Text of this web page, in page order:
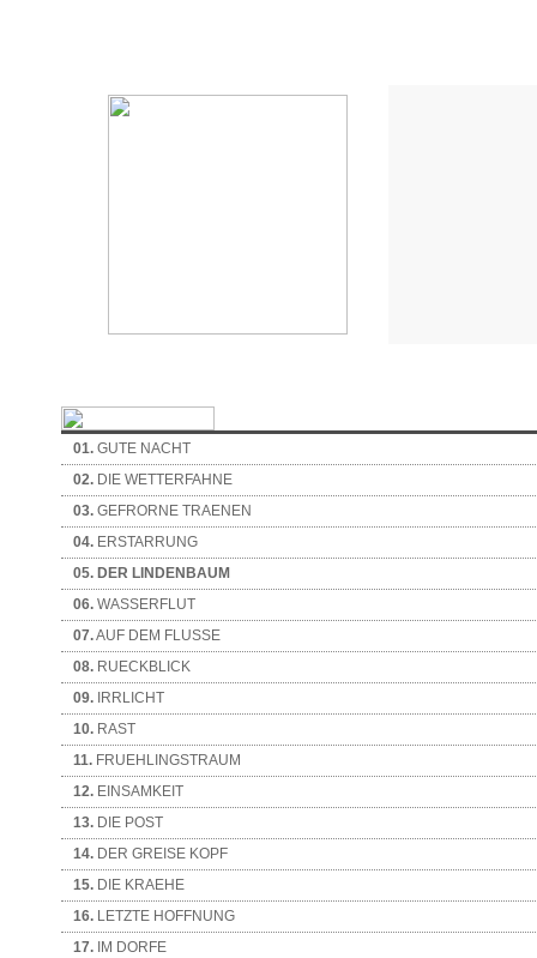
01. GUTE NACHT
02. DIE WETTERFAHNE
03. GEFRORNE TRAENEN
04. ERSTARRUNG
05. DER LINDENBAUM
06. WASSERFLUT
07.AUF DEM FLUSSE
08. RUECKBLICK
09. IRRLICHT
10. RAST
11. FRUEHLINGSTRAUM
12. EINSAMKEIT
13. DIE POST
14. DER GREISE KOPF
15. DIE KRAEHE
16. LETZTE HOFFNUNG
17. IM DORFE